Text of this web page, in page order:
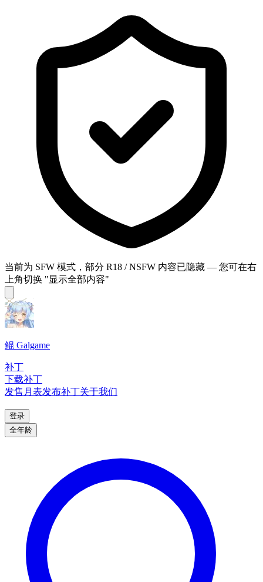
当前为 SFW 模式，部分 R18 / NSFW 内容已隐藏 — 您可在右
上角切换 "显示全部内容"
鲲 Galgame
补丁
下载补丁
发售月表发布补丁关于我们
登录
全年龄